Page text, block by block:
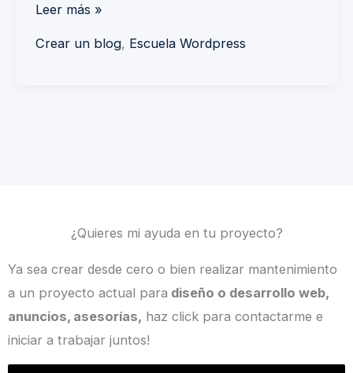
Leer más »
Crear un blog, Escuela Wordpress
¿Quieres mi ayuda en tu proyecto?
Ya sea crear desde cero o bien realizar mantenimiento
a un proyecto actual para diseño o desarrollo web,
anuncios, asesorías, haz click para contactarme e
iniciar a trabajar juntos!